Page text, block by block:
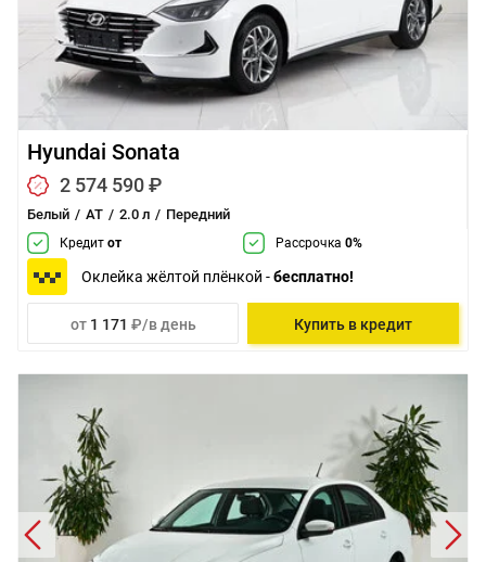
Hyundai Sonata
2 574 590 ₽
Белый AT 2.0 л Передний
Кредит от Рассрочка 0%
Оклейка жёлтой плёнкой -бесплатно!
от 1 171 ₽/в день Купить в кредит